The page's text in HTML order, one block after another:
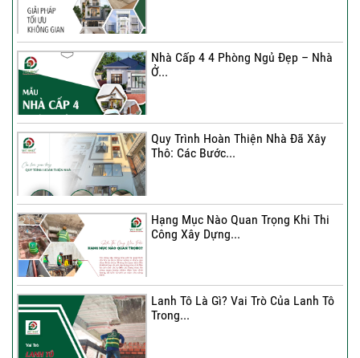
Nhà Cấp 4 4 Phòng Ngủ Đẹp – Nhà
Ở...
Quy Trình Hoàn Thiện Nhà Đã Xây
Thô: Các Bước...
Hạng Mục Nào Quan Trọng Khi Thi
Công Xây Dựng...
Lanh Tô Là Gì? Vai Trò Của Lanh Tô
Trong...